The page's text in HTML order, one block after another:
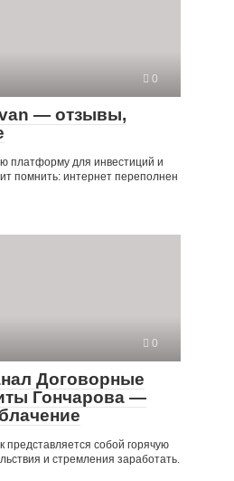
0
— отзывы,
платформу для инвестиций и
помнить: интернет переполнен
0
Договорные
Гончарова —
представляется собой горячую
и стремления заработать.